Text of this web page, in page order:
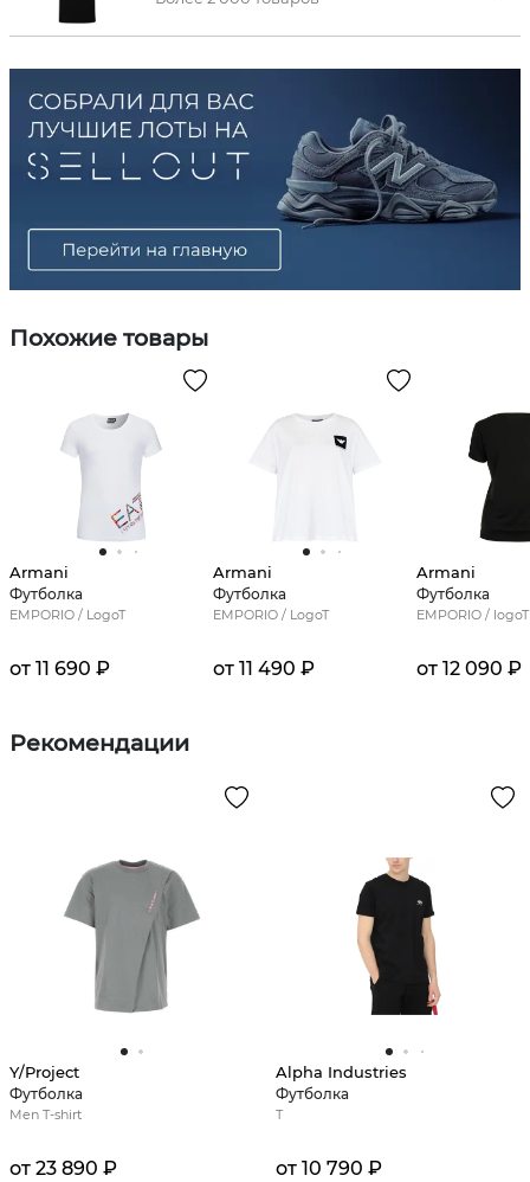
Похожие товары
Armani
Футболка
EMPORIO / LogoT
от 11 690 ₽
Armani
Футболка
EMPORIO / LogoT
от 11 490 ₽
Armani
Футболка
EMPORIO / logoT
от 12 090 ₽
Рекомендации
Y/Project
Футболка
Men T-shirt
от 23 890 ₽
Alpha Industries
Футболка
T
от 10 790 ₽